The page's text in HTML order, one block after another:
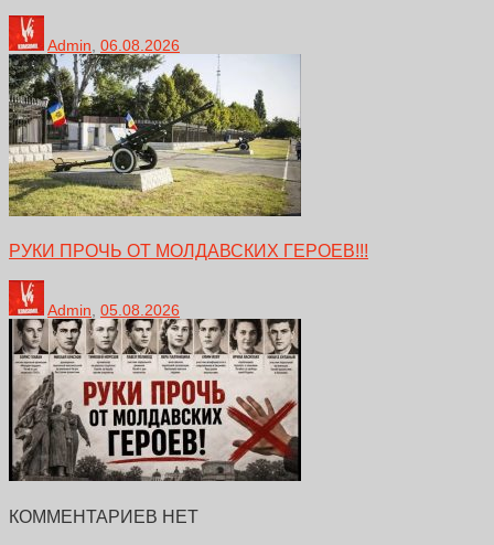
Admin 06.08.2026
РУКИ ПРОЧЬ ОТ МОЛДАВСКИХ ГЕРОЕВ!!!
Admin, 05.08.2026
КОММЕНТАРИЕВ НЕТ